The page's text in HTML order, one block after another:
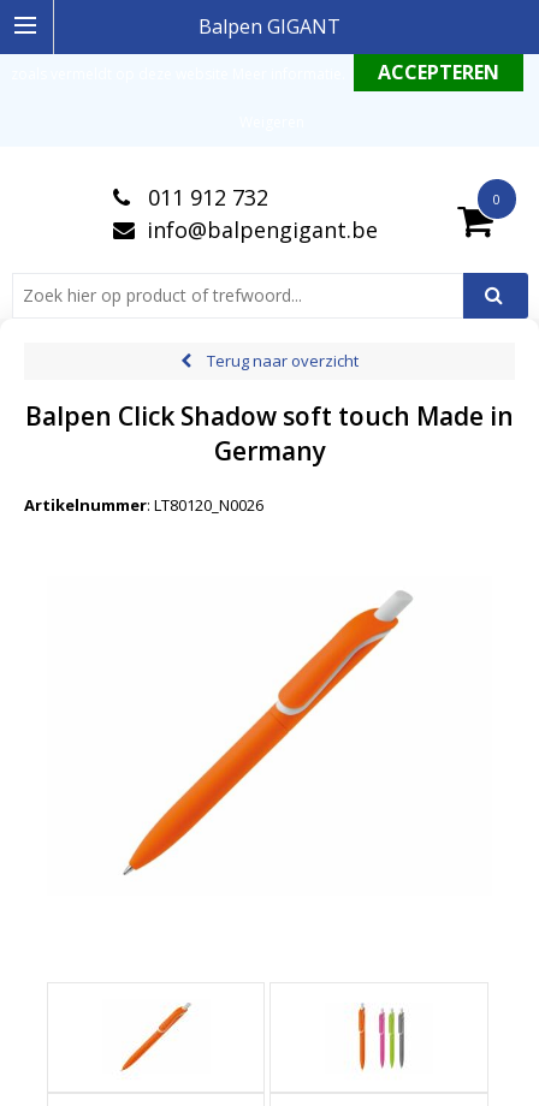
Balpen GIGANT
0
011 912 732
info@balpengigant.be
Terug naar overzicht
Balpen Click Shadow soft touch Made in
Germany
Artikelnummer: LT80120_N0026
Ingelogde gebruiker stemt in met de geldende omgang productinformatie